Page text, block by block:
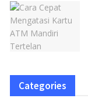
Categories